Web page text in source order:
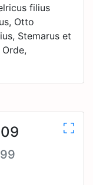
filius
Otto
Stemarus et